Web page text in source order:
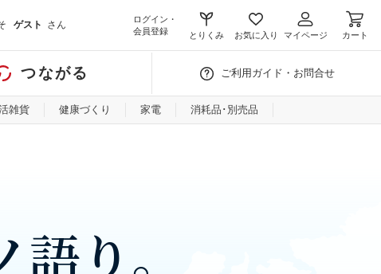
ゲスト さん
ログイン・
会員登録
とりくみ お気に入り マイページ カート
つながる ご利用ガイド・お問合せ
雑貨 健康づくり 家電 消耗品･別売品
り。